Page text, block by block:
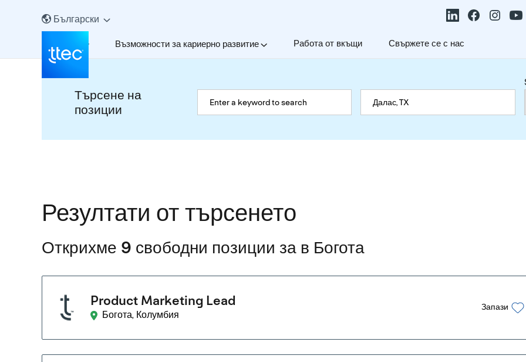
Български
За нас Възможности за кариерно развитие Работа от вкъщи Свържете се с нас
Търсене на
позиции
Резултати от търсенето
Открихме 9 свободни позиции за в Богота
Product Marketing Lead
Богота, Колумбия
Запази